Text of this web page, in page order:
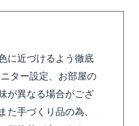
に近づけるよう徹底
ター設定、お部屋の
が異なる場合がござ
た手づくり品の為、